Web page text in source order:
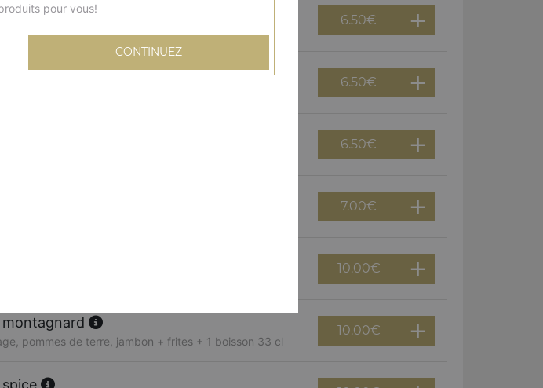
curry frites 6.50€
frites 6.50€
6.50€
7.00€
10.00€
pommes de terre, jambon + frites + 1 boisson 33 cl
10.00€
pour vous!
CONTINUEZ